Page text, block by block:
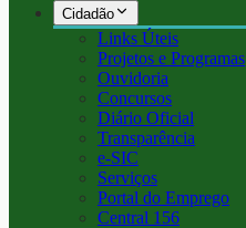
Cidadão
Links Úteis
Projetos e Programas
Ouvidoria
Concursos
Diário Oficial
Transparência
e-SIC
Serviços
Portal do Emprego
Central 156